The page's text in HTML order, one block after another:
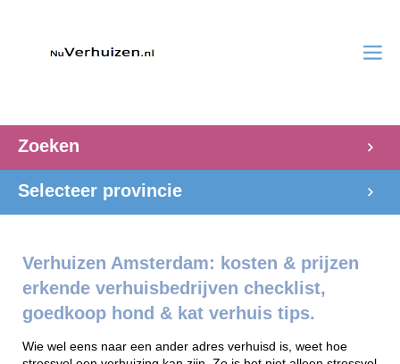
Zoeken
Selecteer provincie
Verhuizen Amsterdam: kosten & prijzen
erkende verhuisbedrijven checklist,
goedkoop hond & kat verhuis tips.
Wie wel eens naar een ander adres verhuisd is, weet hoe